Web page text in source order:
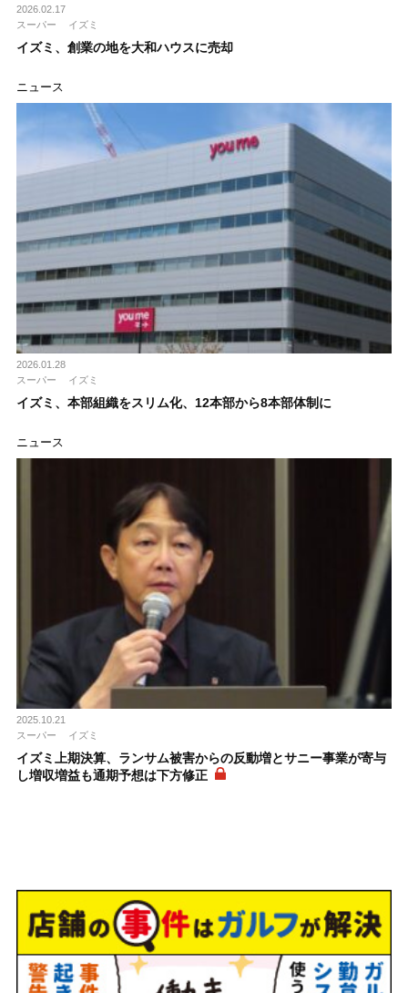
2026.02.17
スーパー
イズミ
イズミ、創業の地を大和ハウスに売却
ニュース
2026.01.28
スーパー
イズミ
イズミ、本部組織をスリム化、12本部から8本部体制に
ニュース
2025.10.21
スーパー
イズミ
イズミ上期決算、ランサム被害からの反動増とサニー事業が寄与
し増収増益も通期予想は下方修正